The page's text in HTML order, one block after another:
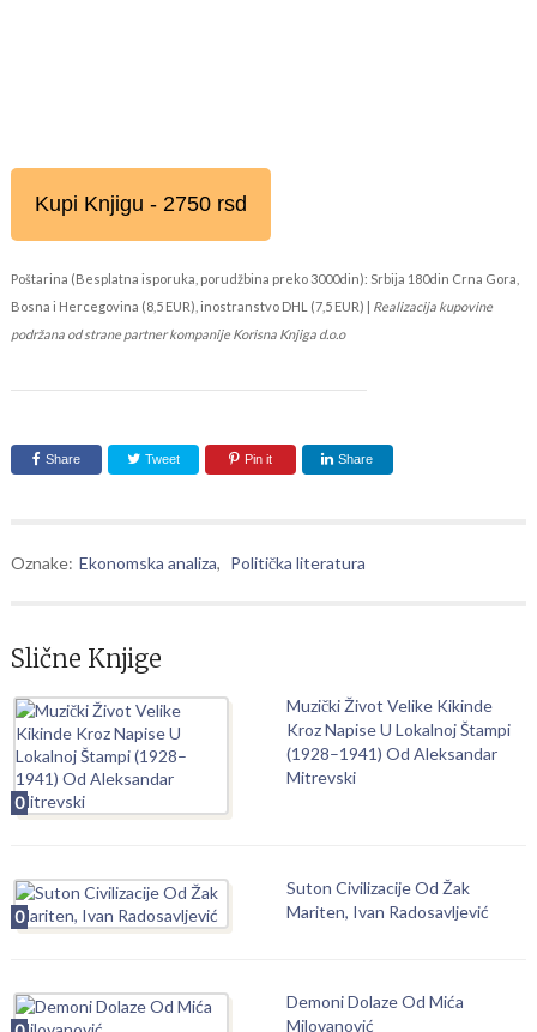
Kupi Knjigu - 2750 rsd
Poštarina (Besplatna isporuka, porudžbina preko 3000din): Srbija 180din Crna Gora,
Bosna i Hercegovina (8,5 EUR), inostranstvo DHL (7,5 EUR) | Realizacija kupovine
podržana od strane partner kompanije Korisna Knjiga d.o.o
Share Tweet Pin it Share
Oznake: Ekonomska analiza, Politička literatura
Slične Knjige
0
Muzički Život Velike Kikinde
Kroz Napise U Lokalnoj Štampi
(1928–1941) Od Aleksandar
Mitrevski
0
Suton Civilizacije Od Žak
Mariten, Ivan Radosavljević
Demoni Dolaze Od Mića
Milovanović